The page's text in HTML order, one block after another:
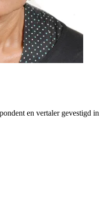
en vertaler gevestigd in